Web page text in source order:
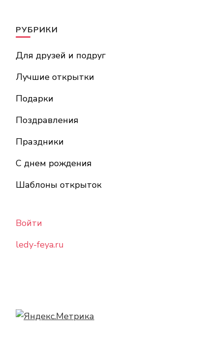
РУБРИКИ
Для друзей и подруг
Лучшие открытки
Подарки
Поздравления
Праздники
С днем рождения
Шаблоны открыток
Войти
ledy-feya.ru